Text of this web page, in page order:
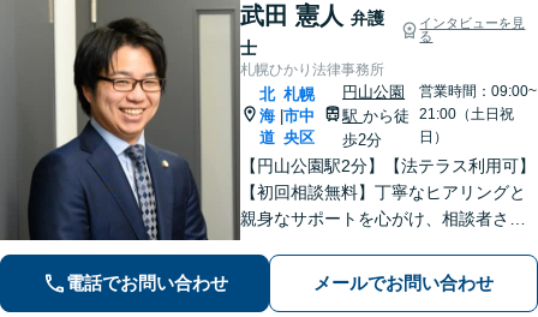
武田 憲人 弁護
士
インタビューを見
る
札幌ひかり法律事務所
北
海
道
札幌
市中
央区
円山公園
駅から徒
歩2分
営業時間：09:00~
21:00（土日祝
日）
【円山公園駅2分】【法テラス利用可】
【初回相談無料】丁寧なヒアリングと
親身なサポートを心がけ、相談者さま
す。離婚や労働、相続など幅広い分野
に対応しておりますので、ぜひご相談
電話でお問い合わせ メールでお問い合わせ